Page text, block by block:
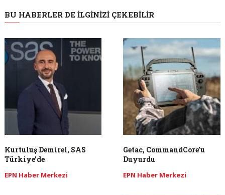
BU HABERLER DE İLGINIZI ÇEKEBILIR
Kurtuluş Demirel, SAS
Türkiye’de
EPN Haber Merkezi
Getac, CommandCore’u
Duyurdu
EPN Haber Merkezi